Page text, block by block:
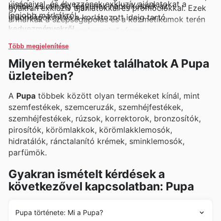
gyakran exkluzív ajánlatokkal és promóciókkal. Ezek
a márkák a szépségápolás és a kozmetikumok terén
is garanciát jelentenek a minőségre.
online, és mindig legyenek naprakészek az
újdonságokról és a korlátozott ideig tartó
kedvezményekről.
újságaival, és élvezzenek exkluzív ajánlatokat a
legjobb márkákról.
Több megjelenítése
Milyen termékeket találhatok A Pupa
üzleteiben?
A Pupa többek között olyan termékeket kínál, mint
szemfestékek, szemceruzák, szemhéjfestékek,
szemhéjfestékek, rúzsok, korrektorok, bronzosítók,
pirosítók, körömlakkok, körömlakklemosók,
hidratálók, ránctalanító krémek, sminklemosók,
parfümök.
Gyakran ismételt kérdések a
következővel kapcsolatban: Pupa
Pupa története: Mi a Pupa?